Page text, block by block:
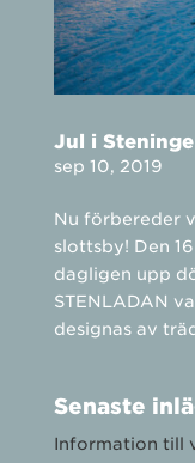
Jul i
sep 10, 2019
Nu förbereder
slottsby! Den
dagligen upp
STENLADAN
designas av
Senaste
Information till